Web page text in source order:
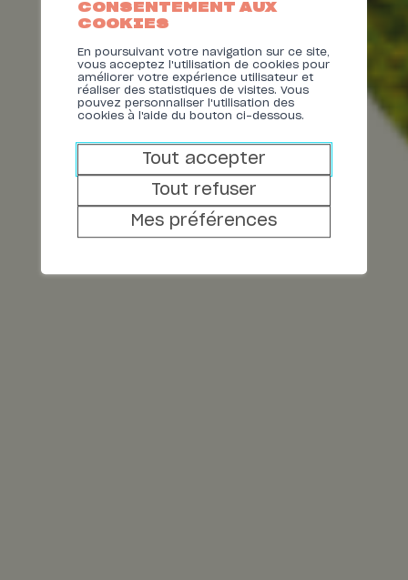
RAPPORT
D'ACTIVITÉ
2022
SINERGY COMMERCE SA
SINERGY INFRASTRUCTURE SA
CONSENTEMENT AUX
COOKIES
En poursuivant votre navigation sur ce site,
vous acceptez l'utilisation de cookies pour
améliorer votre expérience utilisateur et
réaliser des statistiques de visites. Vous
pouvez personnaliser l'utilisation des
cookies à l'aide du bouton ci-dessous.
Tout accepter
Tout refuser
Mes préférences